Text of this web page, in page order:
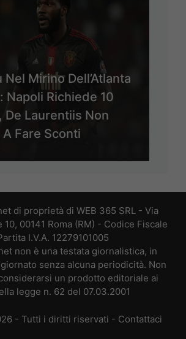
Nel Mirino Dell’Atlanta
Napoli Richiede 10
De Laurentiis Non
Fare Sconti
di proprietà di WEB 365 SRL - Via
10, 00141 Roma (RM) - Codice Fiscale
I.V.A. 12279101005
non è una testata giornalistica, in
senza alcuna periodicità. Non
un prodotto editoriale ai
legge n. 62 del 07.03.2001
- Tutti i diritti riservati - Contattaci